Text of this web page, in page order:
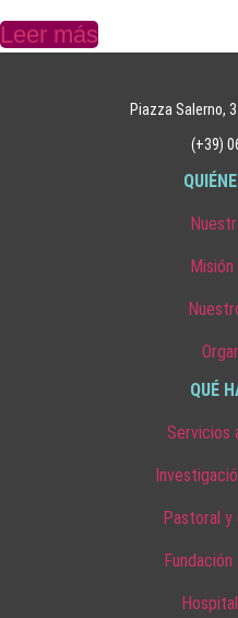
Leer más
Piazza Salerno,
(+39)
QUÉ
Servicios
Pastoral y